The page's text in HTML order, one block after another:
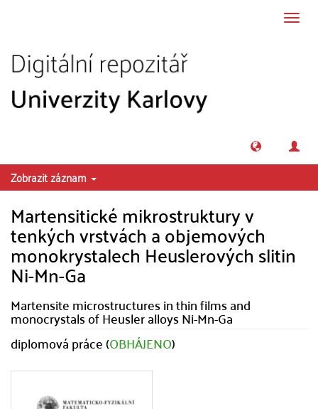
Zobrazit záznam
Martensitické mikrostruktury v
tenkých vrstvách a objemových
monokrystalech Heuslerových slitin
Ni-Mn-Ga
Martensite microstructures in thin films and
monocrystals of Heusler alloys Ni-Mn-Ga
diplomová práce (OBHÁJENO)